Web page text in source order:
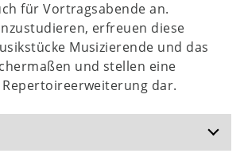
für Vortragsabende an.
erfreuen diese
Musizierende und das
und stellen eine
dar.